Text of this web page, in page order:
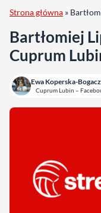
Strona główna »
Bartłomiej
Cuprum
Ewa Koperska-
Cuprum Lubin –